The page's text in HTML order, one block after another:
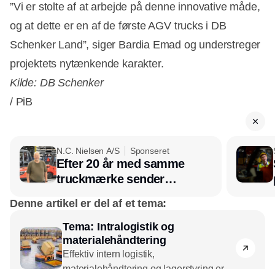
”Vi er stolte af at arbejde på denne innovative måde,
og at dette er en af de første AGV trucks i DB
Schenker Land”, siger Bardia Emad og understreger
projektets nytænkende karakter.
Kilde: DB Schenker
/ PiB
N.C. Nielsen A/S Sponseret
Efter 20 år med samme
truckmærke sender
hos INOX
Denne artikel er del af et tema:
Tema: Intralogistik og
materialehåndtering
Effektiv intern logistik,